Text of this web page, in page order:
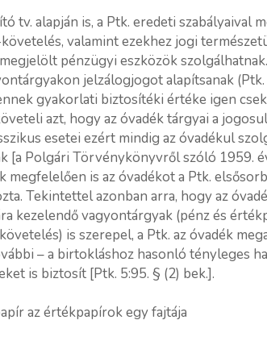
tv. alapján is, a Ptk. eredeti szabályaival
valamint ezekhez jogi
pénzügyi eszközök
jelzálogjogot alapítsanak
gyakorlati biztosítéki értéke igen
azt, hogy az óvadék tárgyai a
esetei ezért mindig az óvadékul
[a Polgári Törvénykönyvről szóló 1959.
megfelelően is az óvadékot a Ptk.
Tekintettel azonban arra, hogy az
kezelendő vagyontárgyak (pénz és
is szerepel, a Ptk. az óvadék
– a birtokláshoz hasonló tényleges
is biztosít [Ptk. 5:95. § (2) bek.].
az értékpapírok egy fajtája